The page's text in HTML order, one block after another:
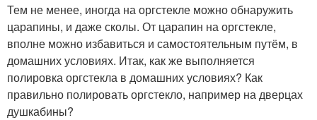
Тем не менее, иногда на оргстекле можно обнаружить
царапины, и даже сколы. От царапин на оргстекле,
вполне можно избавиться и самостоятельным путём, в
домашних условиях. Итак, как же выполняется
полировка оргстекла в домашних условиях? Как
правильно полировать оргстекло, например на дверцах
душкабины?